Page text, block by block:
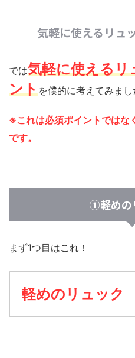
気軽に使えるリュ
では気軽に使える
ントを僕的に考えてみまし
※これは必須ポイントではな
です。
①軽めの
まず1つ目はこれ！
軽めのリュック